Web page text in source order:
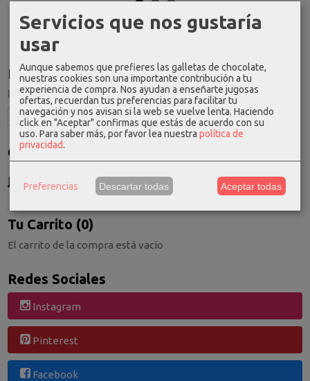
Idioma
Costes de Envío
Consultar Destinos
Tu Carrito (0)
El carrito de la compra está vacío
Redes Sociales
Instagram
Pinterest
Facebook
Servicios que nos gustaría
usar
Aunque sabemos que prefieres las galletas de chocolate,
nuestras cookies son una importante contribución a tu
experiencia de compra. Nos ayudan a enseñarte jugosas
ofertas, recuerdan tus preferencias para facilitar tu
navegación y nos avisan si la web se vuelve lenta. Haciendo
click en "Aceptar" confirmas que estás de acuerdo con su
uso. Para saber más, por favor lea nuestra política de
privacidad.
Preferencias Descartar todas Aceptar todas